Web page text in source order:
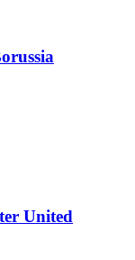
United